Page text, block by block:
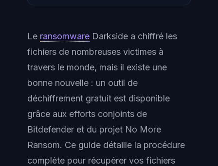
Le ransomware Darkside a chiffré les
fichiers de nombreuses victimes à
travers le monde, mais il existe une
bonne nouvelle : un outil de
déchiffrement gratuit est disponible
grâce aux efforts conjoints de
Bitdefender et du projet No More
Ransom. Ce guide détaille la procédure
complète pour récupérer vos fichiers